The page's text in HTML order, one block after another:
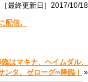
［最終更新日］2017/10/18
配信。
はマキナ、ヘイムダル、
ンタ、ゼローグ∞降臨！ »